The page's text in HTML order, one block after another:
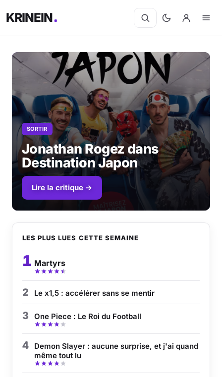
KRINEIN
SORTIR
Jonathan Rogez dans
Destination Japon
Lire la critique →
LES PLUS LUES CETTE SEMAINE
1 Martyrs
2 Le x1,5 : accélérer sans se mentir
3 One Piece : Le Roi du Football
4
Demon Slayer : aucune surprise, et j'ai quand
même tout lu